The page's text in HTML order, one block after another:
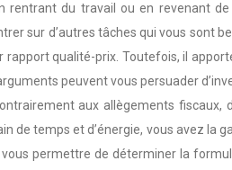
rentrant du travail ou en revenant
sur d’autres tâches qui vous sont
qualité-prix. Toutefois, il
peuvent vous persuader
aux allègements
de temps et d’énergie, vous avez
permettre de déterminer la